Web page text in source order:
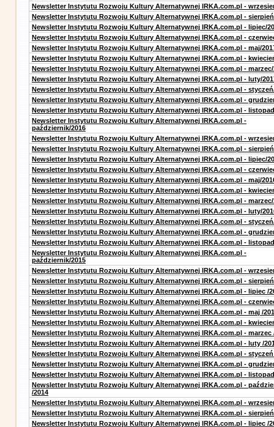
Newsletter Instytutu Rozwoju Kultury Alternatywnej IRKA.com.pl -
Newsletter Instytutu Rozwoju Kultury Alternatywnej IRKA.com.pl -
Newsletter Instytutu Rozwoju Kultury Alternatywnej IRKA.com.pl - lipiec/
Newsletter Instytutu Rozwoju Kultury Alternatywnej IRKA.com.pl -
Newsletter Instytutu Rozwoju Kultury Alternatywnej IRKA.com.pl - maj/
Newsletter Instytutu Rozwoju Kultury Alternatywnej IRKA.com.pl -
Newsletter Instytutu Rozwoju Kultury Alternatywnej IRKA.com.pl - marzec/
Newsletter Instytutu Rozwoju Kultury Alternatywnej IRKA.com.pl - luty/
Newsletter Instytutu Rozwoju Kultury Alternatywnej IRKA.com.pl -
Newsletter Instytutu Rozwoju Kultury Alternatywnej IRKA.com.pl -
Newsletter Instytutu Rozwoju Kultury Alternatywnej IRKA.com.pl -
Newsletter Instytutu Rozwoju Kultury Alternatywnej IRKA.com.pl -
październik/2016
Newsletter Instytutu Rozwoju Kultury Alternatywnej IRKA.com.pl -
Newsletter Instytutu Rozwoju Kultury Alternatywnej IRKA.com.pl -
Newsletter Instytutu Rozwoju Kultury Alternatywnej IRKA.com.pl - lipiec/
Newsletter Instytutu Rozwoju Kultury Alternatywnej IRKA.com.pl -
Newsletter Instytutu Rozwoju Kultury Alternatywnej IRKA.com.pl - maj/
Newsletter Instytutu Rozwoju Kultury Alternatywnej IRKA.com.pl -
Newsletter Instytutu Rozwoju Kultury Alternatywnej IRKA.com.pl - marzec/
Newsletter Instytutu Rozwoju Kultury Alternatywnej IRKA.com.pl - luty/
Newsletter Instytutu Rozwoju Kultury Alternatywnej IRKA.com.pl -
Newsletter Instytutu Rozwoju Kultury Alternatywnej IRKA.com.pl -
Newsletter Instytutu Rozwoju Kultury Alternatywnej IRKA.com.pl -
Newsletter Instytutu Rozwoju Kultury Alternatywnej IRKA.com.pl -
październik/2015
Newsletter Instytutu Rozwoju Kultury Alternatywnej IRKA.com.pl -
Newsletter Instytutu Rozwoju Kultury Alternatywnej IRKA.com.pl -
Newsletter Instytutu Rozwoju Kultury Alternatywnej IRKA.com.pl - lipiec /
Newsletter Instytutu Rozwoju Kultury Alternatywnej IRKA.com.pl -
Newsletter Instytutu Rozwoju Kultury Alternatywnej IRKA.com.pl - maj /
Newsletter Instytutu Rozwoju Kultury Alternatywnej IRKA.com.pl -
Newsletter Instytutu Rozwoju Kultury Alternatywnej IRKA.com.pl - marzec
Newsletter Instytutu Rozwoju Kultury Alternatywnej IRKA.com.pl - luty /
Newsletter Instytutu Rozwoju Kultury Alternatywnej IRKA.com.pl - styczeń
Newsletter Instytutu Rozwoju Kultury Alternatywnej IRKA.com.pl -
Newsletter Instytutu Rozwoju Kultury Alternatywnej IRKA.com.pl - listopad
Newsletter Instytutu Rozwoju Kultury Alternatywnej IRKA.com.pl -
/2014
Newsletter Instytutu Rozwoju Kultury Alternatywnej IRKA.com.pl -
Newsletter Instytutu Rozwoju Kultury Alternatywnej IRKA.com.pl - sierpień
Newsletter Instytutu Rozwoju Kultury Alternatywnej IRKA.com.pl - lipiec /